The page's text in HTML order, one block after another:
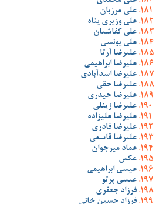
علی مرزبان
علی وزیری پناه
علی کفاشیان
علی یونسی
علیرضا آرتا
علیرضا ابراهیمی
علیرضا اسدآبادی
علیرضا حقی
علیرضا حیدری
علیرضا زینلی
علیرضا علیزاده
علیرضا قادری
علیرضا قاسمی
عماد میرجوان
عکس
عیسی ابراهیمی
عیسی پرتو
فرزاد جعفری
فرزاد حسین خانی